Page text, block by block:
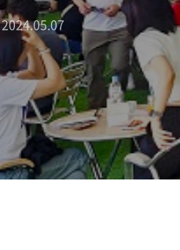
2024.05.07